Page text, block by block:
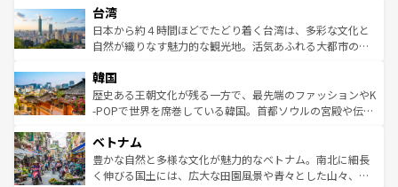
情報は
人々、おいしいローカルフードやハワイアンミュージッ
ク、伝統的なフラダンスなど、すべてがハワイの魅力を彩
っている。訪れるたびに新しい発見と感動が待っているハ
はコンテンツ一覧
リアリーフや大陸中央部にそびえるウルル（エアーズロッ
ク）、タスマニアの美しい原生林やケアンズの熱帯雨林な
ど、見どころがたくさん。また、カフェやワイン、オージ
いる。アクティビティも充実しており、サーフィンやダイ
ビング、ハイキングなど、アウトドア好きにはたまらな
い。オーストラリアの多彩な魅力を存分に味わいつくそ
参照してほしい。
台湾
日本から約４時間ほどでたどり着く台湾は、多彩な文化と
自然が織りなす魅力的な観光地。活気あふれる大都市の台
ン）、静ひつな山岳地帯である台湾東部など、都市の喧騒
と山間の静けさが共存しており、訪れる人に新しい発見と
驚きをもたらしてくれる。また、奥深い台湾の食文化も魅
容にもいいと評判のスイーツなど、バラエティ豊かな料理
が味わえる。 なお、新着の台湾情報は コンテンツ一覧を参
照してほしい。
韓国
歴史ある王朝文化が残る一方で、最先端のファッションやK
-POPで世界を席巻している韓国。首都ソウルの宮殿や伝統
き、地方に足を延ばせば四季折々の自然美を楽しむことが
できる。そして、キムチや焼肉、絶品のストリートフード
まで、さまざまな韓国料理が待っている。夜には、韓国な
ベトナム
豊かな自然と多様な文化が魅力的なベトナム。南北に細長
く伸びる国土には、広大な田園風景や青々とした山々、世